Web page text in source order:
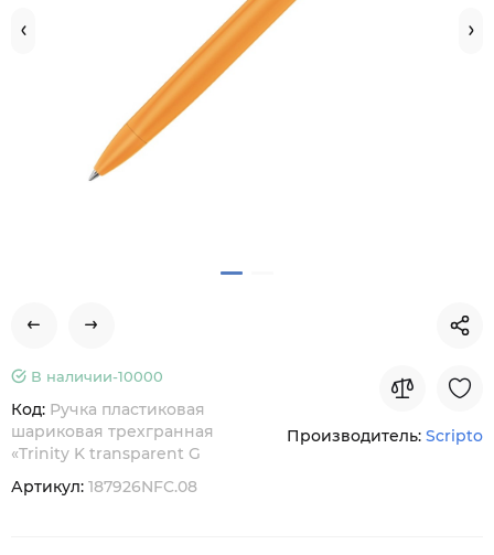
В наличии-10000
Код: Ручка пластиковая
шариковая трехгранная
«Trinity K transparent G
Артикул: 187926NFC.08
Производитель: Scripto